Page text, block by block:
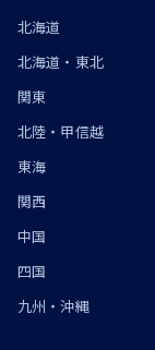
北海道
北海道・東北
関東
北陸・甲信越
東海
関西
中国
四国
九州・沖縄